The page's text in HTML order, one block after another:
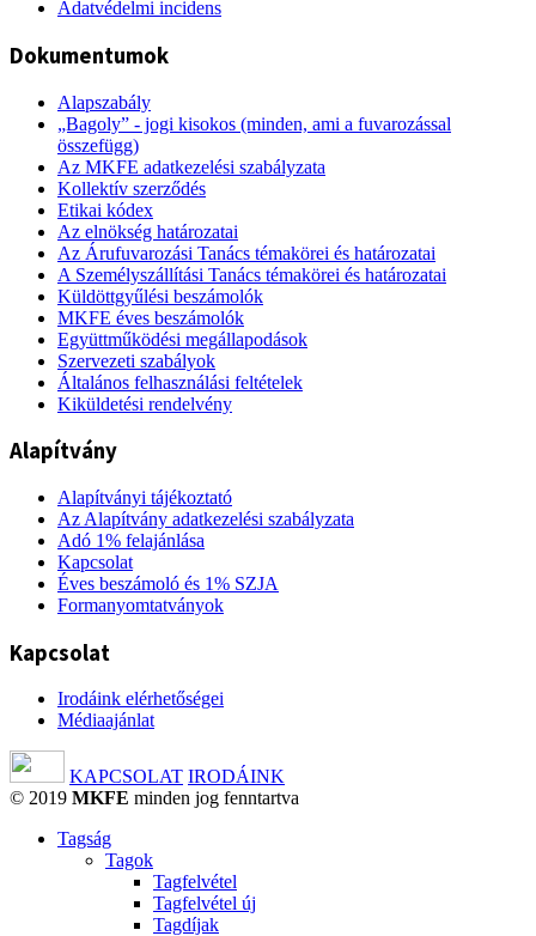
Adatvédelmi incidens
Dokumentumok
Alapszabály
„Bagoly” - jogi kisokos (minden, ami a fuvarozással
összefügg)
Az MKFE adatkezelési szabályzata
Kollektív szerződés
Etikai kódex
Az elnökség határozatai
Az Árufuvarozási Tanács témakörei és határozatai
A Személyszállítási Tanács témakörei és határozatai
Küldöttgyűlési beszámolók
MKFE éves beszámolók
Együttműködési megállapodások
Szervezeti szabályok
Általános felhasználási feltételek
Kiküldetési rendelvény
Alapítvány
Alapítványi tájékoztató
Az Alapítvány adatkezelési szabályzata
Adó 1% felajánlása
Kapcsolat
Éves beszámoló és 1% SZJA
Formanyomtatványok
Kapcsolat
Irodáink elérhetőségei
Médiaajánlat
KAPCSOLAT IRODÁINK
© 2019 MKFE minden jog fenntartva
Tagság
Tagok
Tagfelvétel
Tagfelvétel új
Tagdíjak